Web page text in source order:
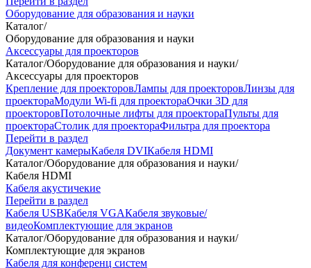
Оборудование для образования и науки
Каталог/
Оборудование для образования и науки
Аксессуары для проекторов
Каталог/Оборудование для образования и науки/
Аксессуары для проекторов
Крепление для проекторовЛампы для проекторовЛинзы для
проектораМодули Wi-fi для проектораОчки 3D для
проекторовПотолочные лифты для проектораПульты для
проектораСтолик для проектораФильтра для проектора
Перейти в раздел
Документ камерыКабеля DVIКабеля HDMI
Каталог/Оборудование для образования и науки/
Кабеля HDMI
Кабеля акустичекие
Перейти в раздел
Кабеля USBКабеля VGAКабеля звуковые/
видеоКомплектующие для экранов
Каталог/Оборудование для образования и науки/
Комплектующие для экранов
Кабеля для конференц систем